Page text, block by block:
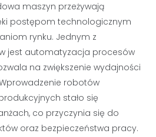
maszyn przeżywają
postępom technologicznym
rynku. Jednym z
jest automatyzacja procesów
na zwiększenie wydajności
robotów
stało się
co przyczynia się do
oraz bezpieczeństwa pracy.